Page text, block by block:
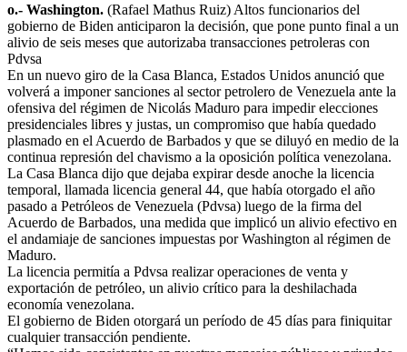
o.- Washington. (Rafael Mathus Ruiz) Altos funcionarios del
gobierno de Biden anticiparon la decisión, que pone punto final a un
alivio de seis meses que autorizaba transacciones petroleras con
Pdvsa
En un nuevo giro de la Casa Blanca, Estados Unidos anunció que
volverá a imponer sanciones al sector petrolero de Venezuela ante la
ofensiva del régimen de Nicolás Maduro para impedir elecciones
presidenciales libres y justas, un compromiso que había quedado
plasmado en el Acuerdo de Barbados y que se diluyó en medio de la
continua represión del chavismo a la oposición política venezolana.
La Casa Blanca dijo que dejaba expirar desde anoche la licencia
temporal, llamada licencia general 44, que había otorgado el año
pasado a Petróleos de Venezuela (Pdvsa) luego de la firma del
Acuerdo de Barbados, una medida que implicó un alivio efectivo en
el andamiaje de sanciones impuestas por Washington al régimen de
Maduro.
La licencia permitía a Pdvsa realizar operaciones de venta y
exportación de petróleo, un alivio crítico para la deshilachada
economía venezolana.
El gobierno de Biden otorgará un período de 45 días para finiquitar
cualquier transacción pendiente.